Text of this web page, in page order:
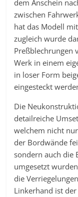
dem Anschein
zwischen
hat das Modell
zugleich wurde
Preßblechrungen
Werk in einem
in loser Form
eingesteckt
Die
detailreiche
welchem nicht
der Bordwände
sondern auch die
umgesetzt
die
Linkerhand ist